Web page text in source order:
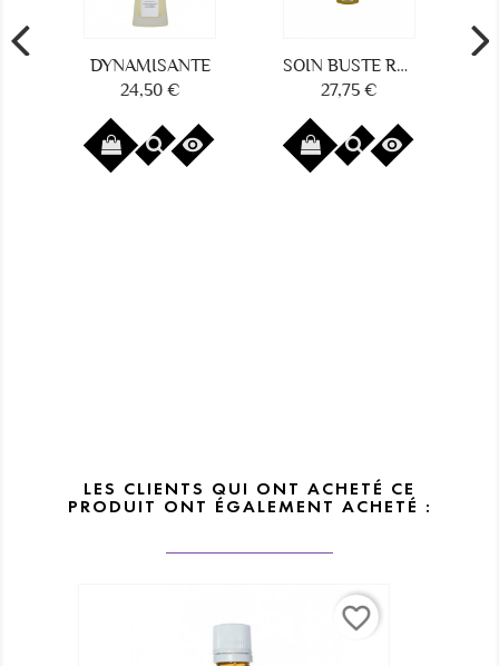
DYNAMISANTE
Prix
24,50 €

SOIN BUSTE RAFFERMISSANT
Prix
27,75 €

LES CLIENTS QUI ONT ACHETÉ CE
PRODUIT ONT ÉGALEMENT ACHETÉ :